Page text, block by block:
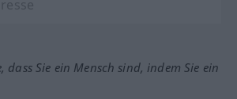
dass Sie ein Mensch sind, indem Sie ein